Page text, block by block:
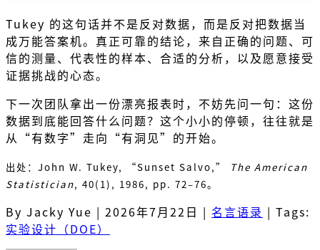
Tukey 的这句话并不是反对数据，而是反对把数据当
成万能答案机。真正可靠的结论，来自正确的问题、可
信的测量、代表性的样本、合适的分析，以及愿意接受
证据挑战的心态。
下一次团队拿出一份漂亮报表时，不妨先问一句：这份
数据到底能回答什么问题？这个小小的停顿，往往就是
从“有数字”走向“有洞见”的开始。
出处：John W. Tukey, “Sunset Salvo,”
The American
Statistician, 40(1), 1986, pp. 72–76。
By Jacky Yue | 2026年7月22日 | 名言语录 | Tags:
实验设计（DOE）